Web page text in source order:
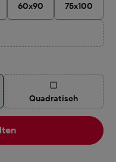
nicht verfügbar.)
60x90 75x100
Option ist zurzeit nicht
Quadratisch(Diese Option ist